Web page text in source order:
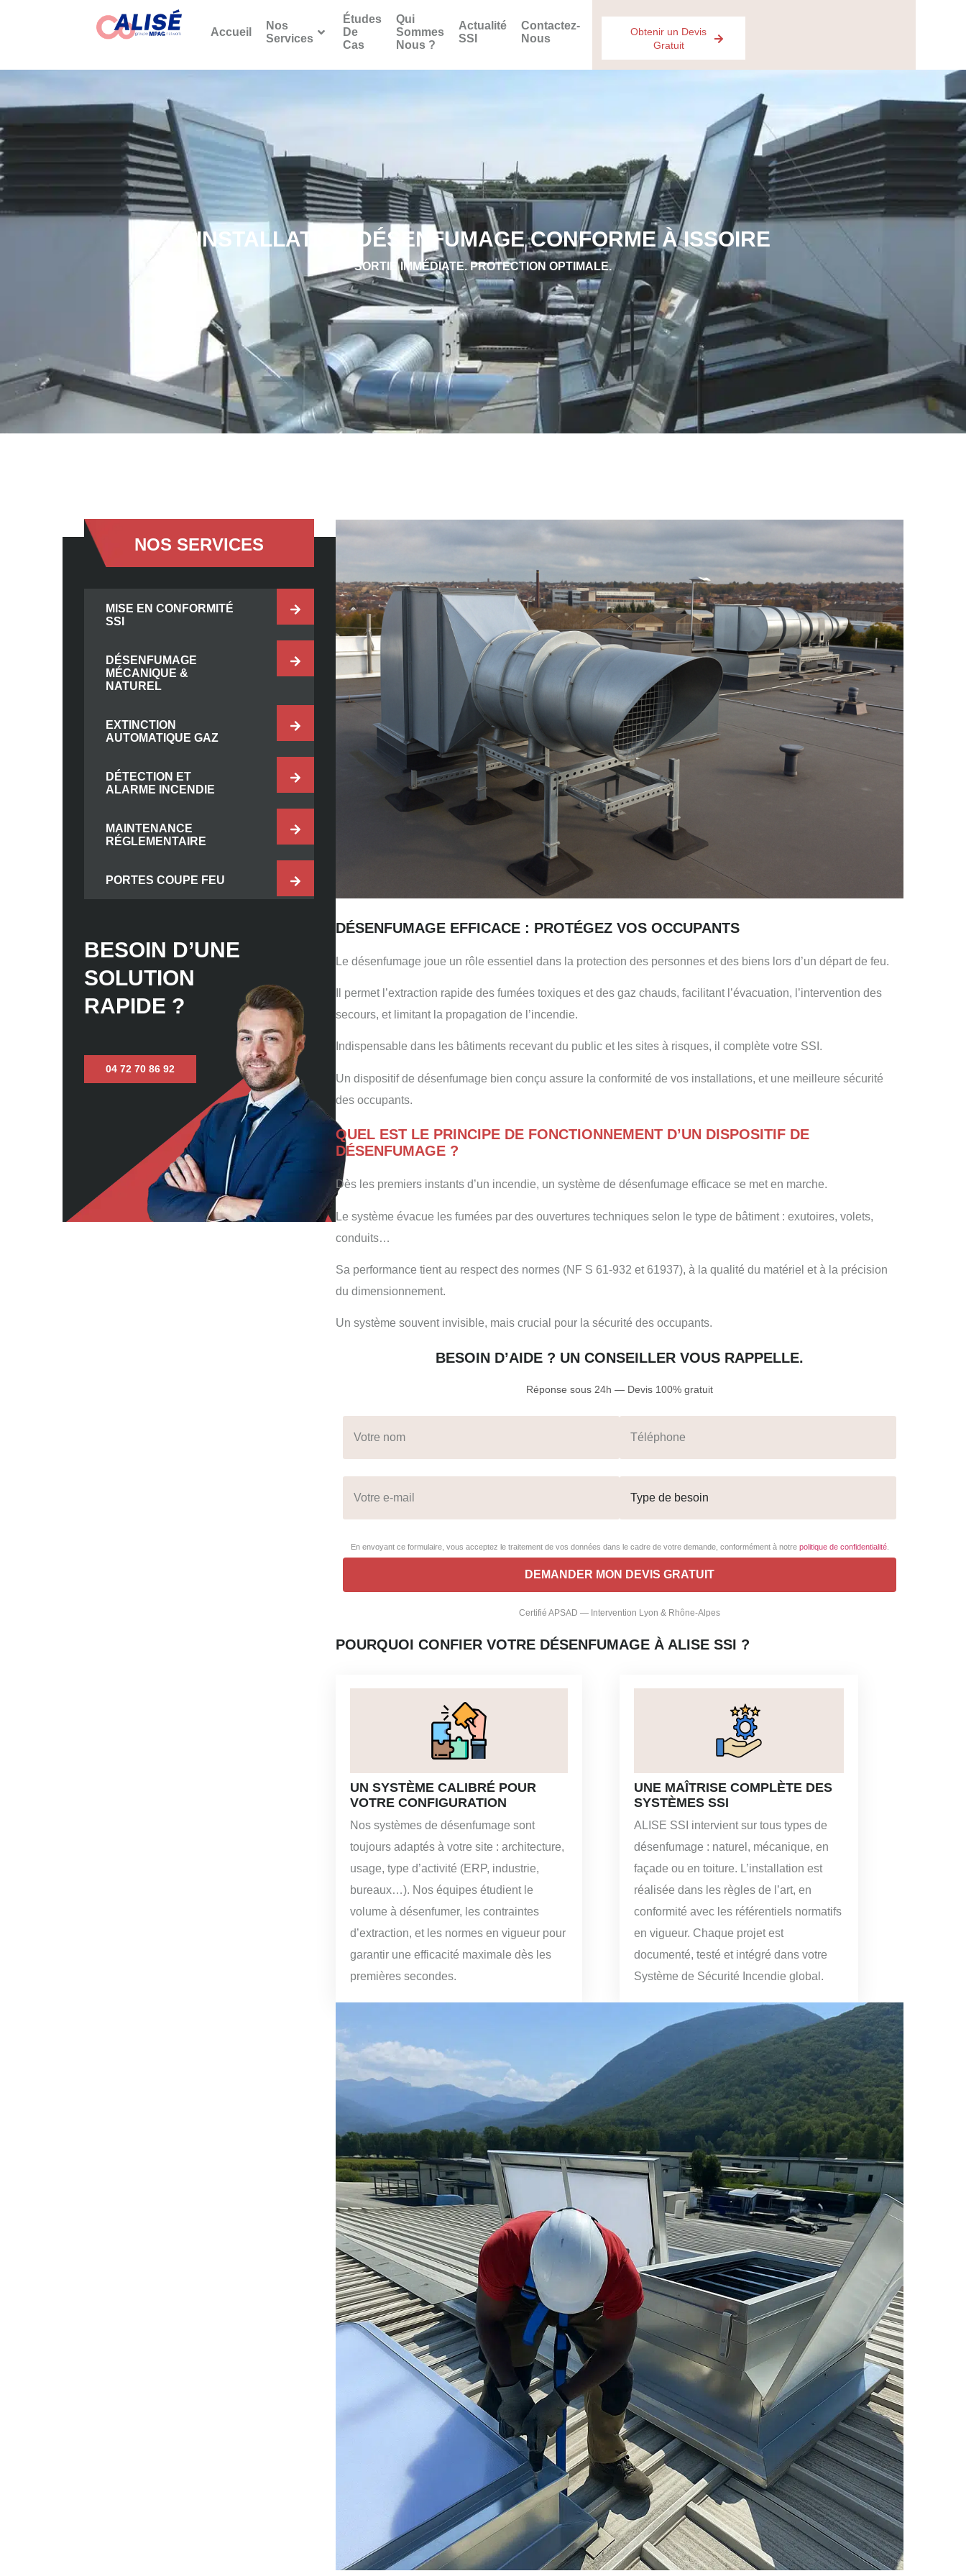
Accueil
Nos
Services
Études
De
Cas
Qui
Sommes
Nous ?
Actualité
SSI
Contactez-
Nous
Obtenir un Devis
Gratuit
INSTALLATION DÉSENFUMAGE CONFORME À ISSOIRE
SORTIE IMMÉDIATE. PROTECTION OPTIMALE.
NOS SERVICES
MISE EN CONFORMITÉ
SSI
DÉSENFUMAGE
MÉCANIQUE &
NATUREL
EXTINCTION
AUTOMATIQUE GAZ
DÉTECTION ET
ALARME INCENDIE
MAINTENANCE
RÉGLEMENTAIRE
PORTES COUPE FEU
BESOIN D’UNE
SOLUTION
RAPIDE ?
04 72 70 86 92
DÉSENFUMAGE EFFICACE : PROTÉGEZ VOS OCCUPANTS
Le désenfumage joue un rôle essentiel dans la protection des personnes et des biens lors d’un départ de feu.
Il permet l’extraction rapide des fumées toxiques et des gaz chauds, facilitant l’évacuation, l’intervention des
secours, et limitant la propagation de l’incendie.
Indispensable dans les bâtiments recevant du public et les sites à risques, il complète votre SSI.
Un dispositif de désenfumage bien conçu assure la conformité de vos installations, et une meilleure sécurité
des occupants.
QUEL EST LE PRINCIPE DE FONCTIONNEMENT D’UN DISPOSITIF DE
DÉSENFUMAGE ?
Dès les premiers instants d’un incendie, un système de désenfumage efficace se met en marche.
Le système évacue les fumées par des ouvertures techniques selon le type de bâtiment : exutoires, volets,
conduits…
Sa performance tient au respect des normes (NF S 61-932 et 61937), à la qualité du matériel et à la précision
du dimensionnement.
Un système souvent invisible, mais crucial pour la sécurité des occupants.
BESOIN D’AIDE ? UN CONSEILLER VOUS RAPPELLE.
Réponse sous 24h — Devis 100% gratuit
En envoyant ce formulaire, vous acceptez le traitement de vos données dans le cadre de votre demande, conformément à notre politique de confidentialité.
Certifié APSAD — Intervention Lyon & Rhône-Alpes
POURQUOI CONFIER VOTRE DÉSENFUMAGE À ALISE SSI ?
UN SYSTÈME CALIBRÉ POUR
VOTRE CONFIGURATION
Nos systèmes de désenfumage sont
toujours adaptés à votre site : architecture,
usage, type d’activité (ERP, industrie,
bureaux…). Nos équipes étudient le
volume à désenfumer, les contraintes
d’extraction, et les normes en vigueur pour
garantir une efficacité maximale dès les
premières secondes.
UNE MAÎTRISE COMPLÈTE DES
SYSTÈMES SSI
ALISE SSI intervient sur tous types de
désenfumage : naturel, mécanique, en
façade ou en toiture. L’installation est
réalisée dans les règles de l’art, en
conformité avec les référentiels normatifs
en vigueur. Chaque projet est
documenté, testé et intégré dans votre
Système de Sécurité Incendie global.